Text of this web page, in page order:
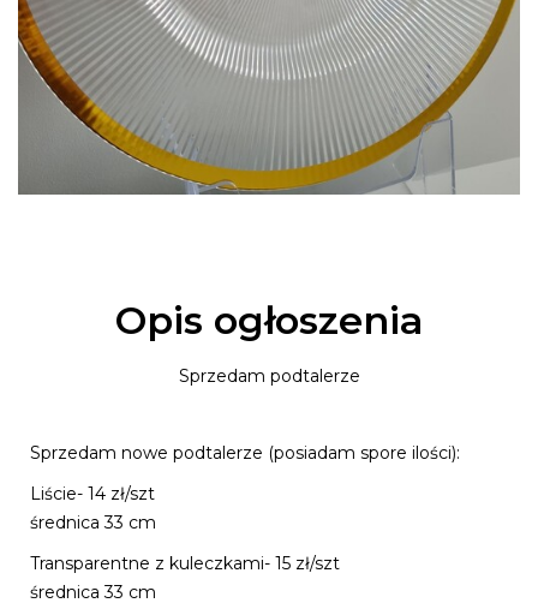
Opis ogłoszenia
Sprzedam podtalerze
Sprzedam nowe podtalerze (posiadam spore ilości):
Liście- 14 zł/szt
średnica 33 cm
Transparentne z kuleczkami- 15 zł/szt
średnica 33 cm